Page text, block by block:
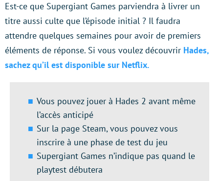
Est-ce que Supergiant Games parviendra à livrer un
titre aussi culte que l’épisode initial ? Il faudra
attendre quelques semaines pour avoir de premiers
éléments de réponse. Si vous voulez découvrir Hades,
sachez qu’il est disponible sur Netflix.
Vous pouvez jouer à Hades 2 avant même
l’accès anticipé
Sur la page Steam, vous pouvez vous
inscrire à une phase de test du jeu
Supergiant Games n’indique pas quand le
playtest débutera